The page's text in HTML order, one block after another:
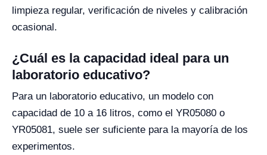
limpieza regular, verificación de niveles y calibración
ocasional.
¿Cuál es la capacidad ideal para un
laboratorio educativo?
Para un laboratorio educativo, un modelo con
capacidad de 10 a 16 litros, como el YR05080 o
YR05081, suele ser suficiente para la mayoría de los
experimentos.